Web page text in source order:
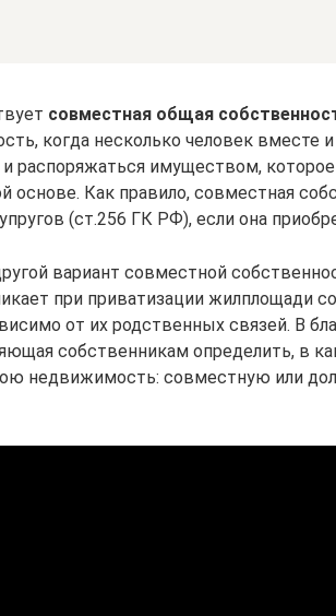
совместная общая
когда несколько человек вместе
и распоряжаться имуществом,
основе. Как правило, совместная
(ст.256 ГК РФ), если она
вариант совместной
при приватизации жилплощади
от их родственных связей. В
собственникам определить, в
недвижимость: совместную или